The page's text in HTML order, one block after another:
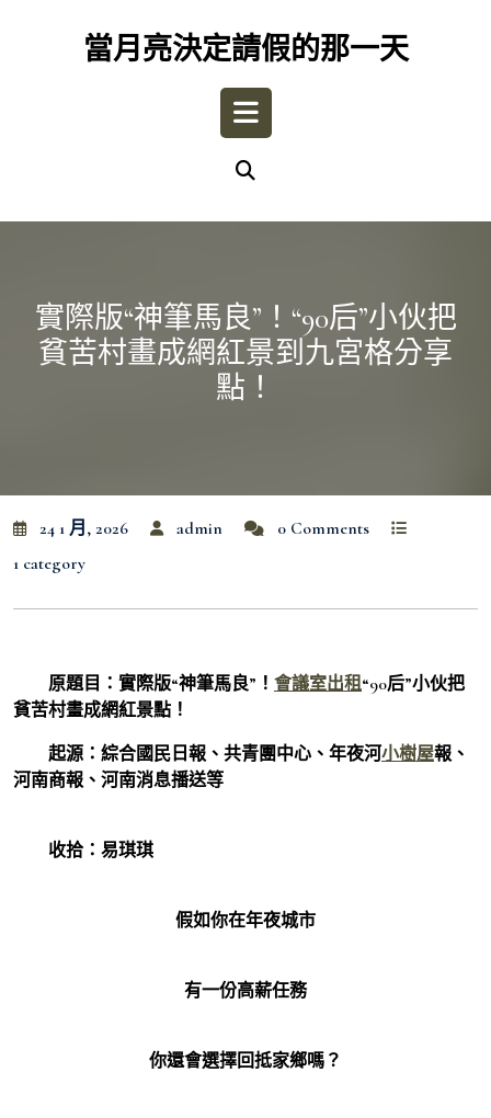
當月亮決定請假的那一天
Open
實際版“神筆馬良”！“90后”小伙把
貧苦村畫成網紅景到九宮格分享
點！
24 1 月, 2026 admin
0 Comments
1 category
原題目：實際版“神筆馬良”！ 會議室出租“90后”小伙把
貧苦村畫成網紅景點！
起源：綜合國民日報、共青團中心、年夜河小樹屋報、
河南商報、河南消息播送等
收拾：易琪琪
假如你在年夜城市
有一份高薪任務
你還會選擇回抵家鄉嗎？